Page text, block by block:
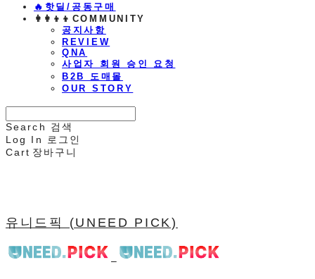
🔥핫딜/공동구매
👩‍👩‍👦‍👦COMMUNITY
공지사항
REVIEW
QNA
사업자 회원 승인 요청
B2B 도매몰
OUR STORY
Search
검색
Log In
로그인
Cart 장바구니
유니드픽 (UNEED PICK)